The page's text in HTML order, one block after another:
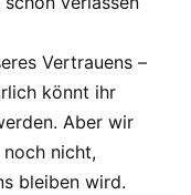
Vertrauens –
könnt ihr
Aber wir
nicht,
bleiben wird.